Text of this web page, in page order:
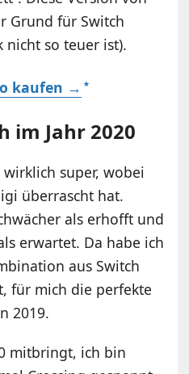
Grund für Switch
nicht so teuer ist).
kaufen →
im Jahr 2020
super, wobei
überrascht hat.
als erhofft und
erwartet. Da habe ich
aus Switch
für mich die perfekte
2019.
mitbringt, ich bin